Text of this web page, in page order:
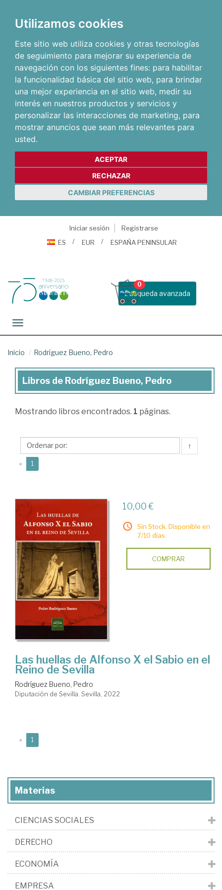
Utilizamos cookies
Este sitio web utiliza cookies y otras tecnologías
de seguimiento para mejorar su experiencia de
navegación con los siguientes fines: para habilitar
la funcionalidad básica del sitio web, para brindar
una mejor experiencia en el sitio web, medir su
interés en nuestros productos y servicios y
personalizar las interacciones de marketing, para
mostrar anuncios que sean más relevantes para
usted.
ACEPTAR
RECHAZAR
CAMBIAR PREFERENCIAS
Iniciar sesión
Registrarse
ES
EUR ESPAÑA PENINSULAR
Busqueda avanzada
0
Toggle navigation
Inicio Rodríguez Bueno, Pedro
Libros
Rodríguez
Pedro
Libros de Rodríguez Bueno, Pedro
Mostrando libros encontrados. 1 páginas.
↑
« 1
10,00 €
Sin Stock. Disponible en
7/10 días.
COMPRAR
Las huellas de Alfonso X el Sabio en el
Reino de Sevilla
Rodríguez Bueno, Pedro
Diputación de Sevilla. Sevilla, 2022
« 1
Materias
CIENCIAS SOCIALES
DERECHO
ECONOMÍA
EMPRESA